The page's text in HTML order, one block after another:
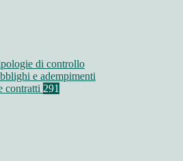
di controllo
e adempimenti
contratti 291